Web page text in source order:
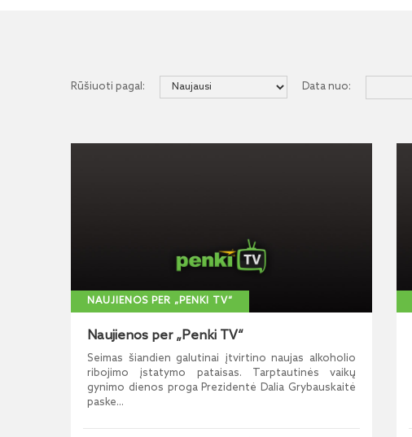
Rūšiuoti pagal: Data nuo:
NAUJIENOS PER „PENKI TV“
Naujienos per „Penki TV“
Seimas šiandien galutinai įtvirtino naujas alkoholio
ribojimo įstatymo pataisas. Tarptautinės vaikų
gynimo dienos proga Prezidentė Dalia Grybauskaitė
paske...